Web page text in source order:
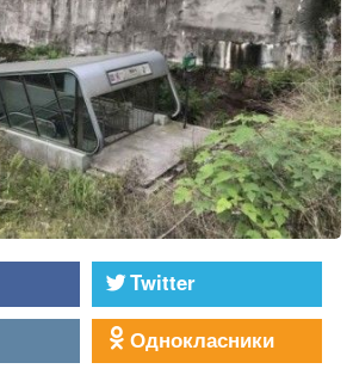
Twitter
Однокласники